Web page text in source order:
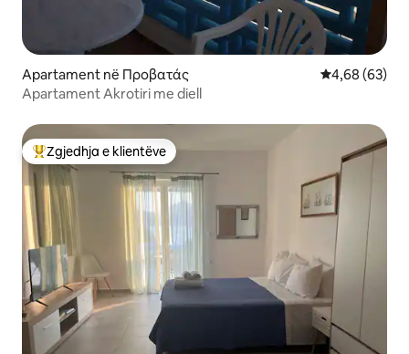
Apartament në Προβατάς Vlerësimi
4,68 (63)
Apartament Akrotiri me diell
Më të mirat e zgjedhjeve të klientëve
Zgjedhja e klientëve